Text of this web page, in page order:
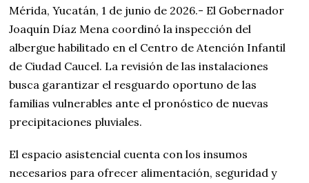
Mérida, Yucatán, 1 de junio de 2026.- El Gobernador
Joaquín Díaz Mena coordinó la inspección del
albergue habilitado en el Centro de Atención Infantil
de Ciudad Caucel. La revisión de las instalaciones
busca garantizar el resguardo oportuno de las
familias vulnerables ante el pronóstico de nuevas
precipitaciones pluviales.
El espacio asistencial cuenta con los insumos
necesarios para ofrecer alimentación, seguridad y